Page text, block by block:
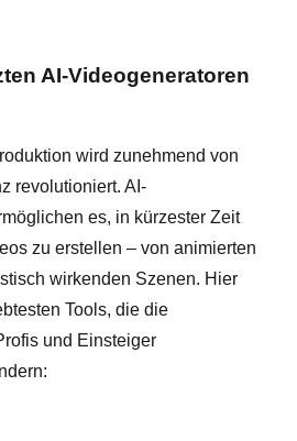
AI-Videogeneratoren
wird zunehmend von
revolutioniert. AI-
es, in kürzester Zeit
zu erstellen – von animierten
wirkenden Szenen. Hier
Tools, die die
und Einsteiger